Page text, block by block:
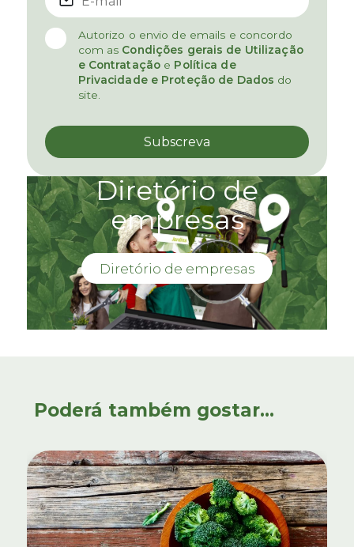
Autorizo o envio de emails e concordo
com as Condições gerais de Utilização
e Contratação e Política de
Privacidade e Proteção de Dados do
site.
Diretório de
empresas
Diretório de empresas
Poderá também gostar...